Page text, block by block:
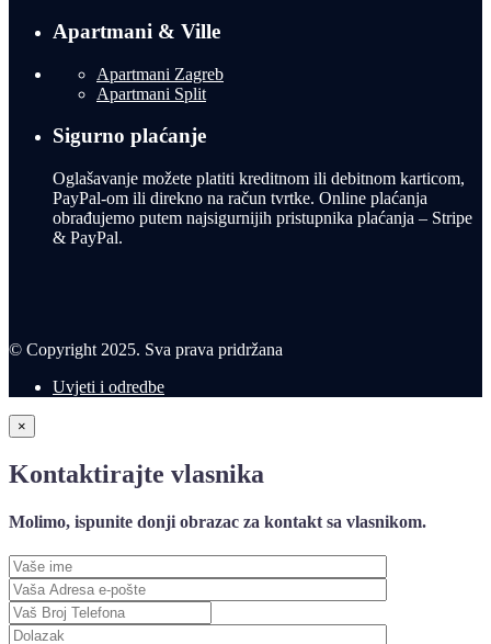
Apartmani & Ville
Apartmani Zagreb
Apartmani Split
Sigurno plaćanje
Oglašavanje možete platiti kreditnom ili debitnom karticom,
PayPal-om ili direkno na račun tvrtke. Online plaćanja
obrađujemo putem najsigurnijih pristupnika plaćanja – Stripe
& PayPal.
© Copyright 2025. Sva prava pridržana
Uvjeti i odredbe
×
Kontaktirajte vlasnika
Molimo, ispunite donji obrazac za kontakt sa vlasnikom.